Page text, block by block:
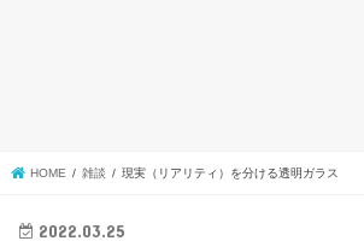
HOME 雑談 現実（リアリティ）を分ける透明ガラス
2022.03.25